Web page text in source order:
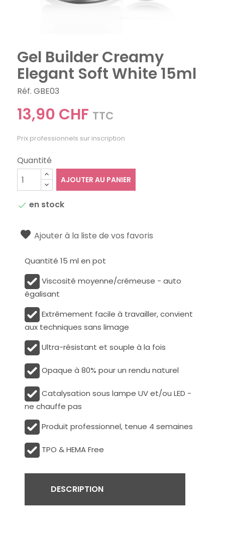
Gel Builder Creamy
Elegant Soft White 15ml
Réf. GBE03
13,90 CHF TTC
Prix professionnels sur inscription
Quantité
AJOUTER AU PANIER
 en stock
Ajouter à la liste de vos favoris
Quantité 15 ml en pot
Viscosité moyenne/crémeuse - auto
égalisant
Extrêmement facile à travailler, convient
aux techniques sans limage
Ultra-résistant et souple à la fois
Opaque à 80% pour un rendu naturel
Catalysation sous lampe UV et/ou LED -
ne chauffe pas
Produit professionnel, tenue 4 semaines
TPO & HEMA Free
DESCRIPTION